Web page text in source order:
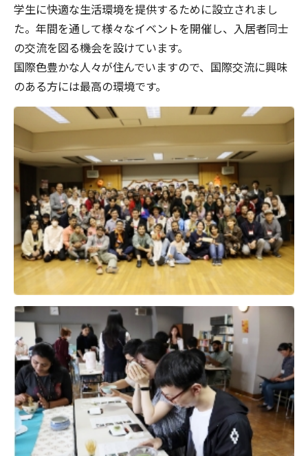
学生に快適な生活環境を提供するために設立されまし
た。年間を通して様々なイベントを開催し、入居者同士
の交流を図る機会を設けています。
国際色豊かな人々が住んでいますので、国際交流に興味
のある方には最高の環境です。